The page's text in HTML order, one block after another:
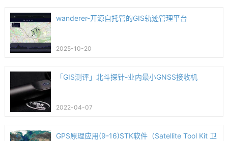
wanderer-开源自托管的GIS轨迹管理平台
2025-10-20
「GIS测评」北斗探针-业内最小GNSS接收机
2022-04-07
GPS原理应用(9-16)STK软件（Satellite Tool Kit 卫